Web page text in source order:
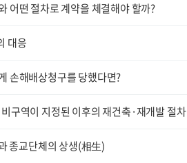
어떤 절차로 계약을 체결해야 할까?
대응
손해배상청구를 당했다면?
구역이 지정된 이후의 재건축·재개발 절차
종교단체의 상생(相生)